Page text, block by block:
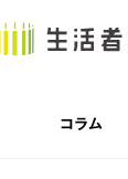
コラム